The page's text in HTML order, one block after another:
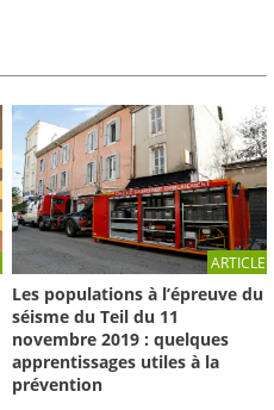
ARTICLE
Les populations à l’épreuve du
séisme du Teil du 11
novembre 2019 : quelques
apprentissages utiles à la
prévention